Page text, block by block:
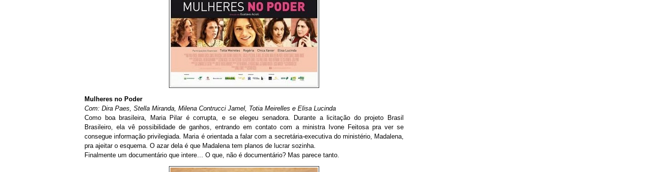
Mulheres no Poder
Com: Dira Paes, Stella Miranda, Milena Contrucci Jamel, Totia Meirelles e Elisa Lucinda
Como boa brasileira, Maria Pilar é corrupta, e se elegeu senadora. Durante a licitação do projeto Brasil
Brasileiro, ela vê possibilidade de ganhos, entrando em contato com a ministra Ivone Feitosa pra ver se
consegue informação privilegiada. Maria é orientada a falar com a secretária-executiva do ministério, Madalena,
pra ajeitar o esquema. O azar dela é que Madalena tem planos de lucrar sozinha.
Finalmente um documentário que intere… O que, não é documentário? Mas parece tanto.